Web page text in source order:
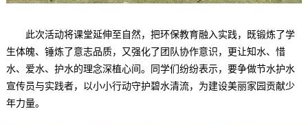
此次活动将课堂延伸至自然，把环保教育融入实践，既锻炼了学
生体魄、锤炼了意志品质，又强化了团队协作意识，更让知水、惜
水、爱水、护水的理念深植心间。同学们纷纷表示，要争做节水护水
宣传员与实践者，以小小行动守护碧水清流，为建设美丽家园贡献少
年力量。